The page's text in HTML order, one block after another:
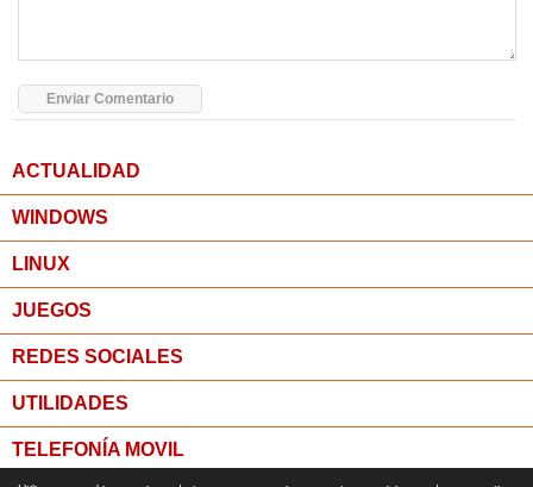
ACTUALIDAD
WINDOWS
LINUX
JUEGOS
REDES SOCIALES
UTILIDADES
TELEFONÍA MOVIL